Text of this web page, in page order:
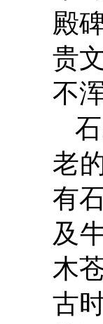
殿
贵
不
老
有
及
木
古